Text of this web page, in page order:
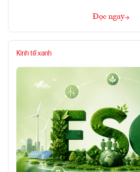
Đọc ngay
Kinh tế xanh